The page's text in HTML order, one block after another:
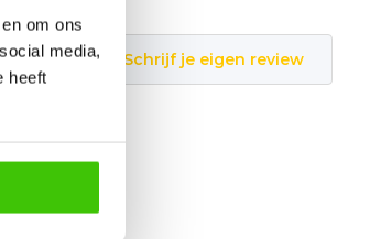
om ons
media,
heeft
Schrijf je eigen review